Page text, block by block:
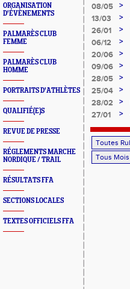
ORGANISATION
D'ÉVÈNEMENTS
PALMARÈS CLUB
FEMME
PALMARÈS CLUB
HOMME
PORTRAITS D'ATHLÈTES
QUALIFIÉ(E)S
REVUE DE PRESSE
RÉGLEMENTS MARCHE
NORDIQUE / TRAIL
RÉSULTATS FFA
SECTIONS LOCALES
TEXTES OFFICIELS FFA
08/05
>
13/03
>
26/01 >
06/12
>
20/06 >
09/06
>
28/05
>
25/04
>
28/02
>
27/01
>